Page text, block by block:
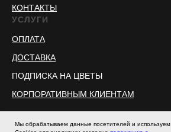
Мы обрабатываем данные посетителей и используем
КОНТАКТЫ
УСЛУГИ
ОПЛАТА
ДОСТАВКА
ПОДПИСКА НА ЦВЕТЫ
КОРПОРАТИВНЫМ КЛИЕНТАМ